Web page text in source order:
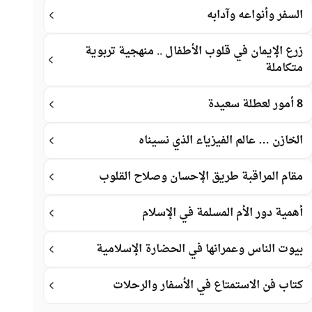
السفر وأنواعه وآدابه
زرع الإيمان في قلوب الأطفال .. منهجية تربوية
متكاملة
8 أمور لعطلة سعيدة
الخازن … عالم الفيزياء الذي نسيناه
مقام المراقبة طريق الإحسان وصلاح القلوب
أهمية دور الأم المسلمة في الإسلام
بيوت الناس وعمرانها في الحضارة الإسلامية
كتاب فن الاستمتاع في الأسفار والرحلات